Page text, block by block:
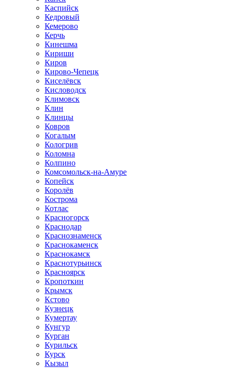
Каспийск
Кедровый
Кемерово
Керчь
Кинешма
Кириши
Киров
Кирово-Чепецк
Киселёвск
Кисловодск
Климовск
Клин
Клинцы
Ковров
Когалым
Кологрив
Коломна
Колпино
Комсомольск-на-Амуре
Копейск
Королёв
Кострома
Котлас
Красногорск
Краснодар
Краснознаменск
Краснокаменск
Краснокамск
Краснотурьинск
Красноярск
Кропоткин
Крымск
Кстово
Кузнецк
Кумертау
Кунгур
Курган
Курильск
Курск
Кызыл